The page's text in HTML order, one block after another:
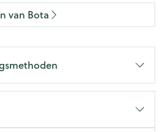
van Bota